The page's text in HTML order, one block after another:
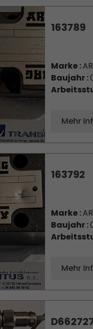
163789
Marke :
Baujahr :
Mehr
163792
Marke :
Baujahr :
Mehr